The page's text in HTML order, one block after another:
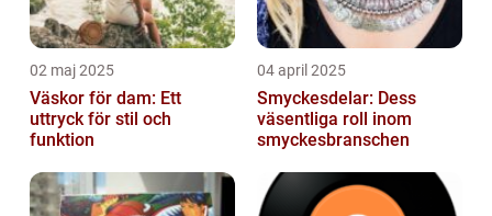
02 maj 2025
Väskor för dam: Ett
uttryck för stil och
funktion
04 april 2025
Smyckesdelar: Dess
väsentliga roll inom
smyckesbranschen